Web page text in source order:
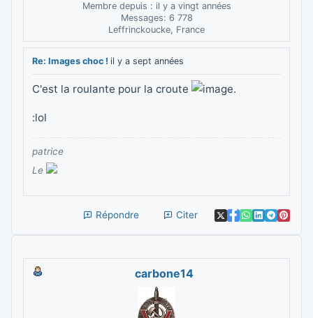
Membre depuis : il y a vingt années
Messages: 6 778
Leffrinckoucke, France
Re: Images choc ! il y a sept années
C'est la roulante pour la croute .
:lol
patrice
Le
Répondre Citer
carbone14